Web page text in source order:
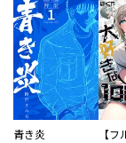
青き炎